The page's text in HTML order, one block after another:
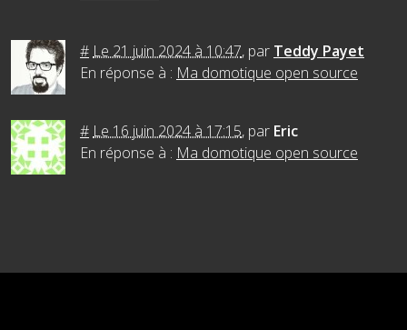
# Le 21 juin 2024 à 10:47, par Teddy Payet
En réponse à : Ma domotique open source
# Le 16 juin 2024 à 17:15, par Eric
En réponse à : Ma domotique open source